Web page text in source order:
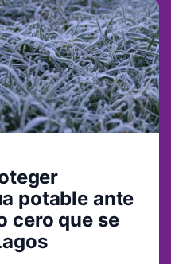
potable ante
cero que se